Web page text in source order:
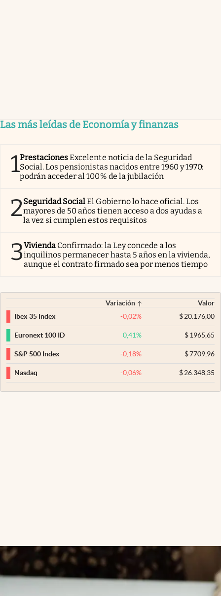
Las más leídas de Economía y finanzas
1PrestacionesExcelente noticia de la Seguridad
Social. Los pensionistas nacidos entre 1960 y 1970:
podrán acceder al 100% de la jubilación
2Seguridad SocialEl Gobierno lo hace oficial. Los
mayores de 50 años tienen acceso a dos ayudas a
la vez si cumplen estos requisitos
3Vivienda Confirmado: la Ley concede a los
inquilinos permanecer hasta 5 años en la vivienda,
aunque el contrato firmado sea por menos tiempo
Variación
Valor
Ibex 35 Index
-0,02% $20.176,00
Euronext 100 ID 0,41% $1965,65
S&P 500 Index -0,18% $7709,96
Nasdaq -0,06% $26.348,35